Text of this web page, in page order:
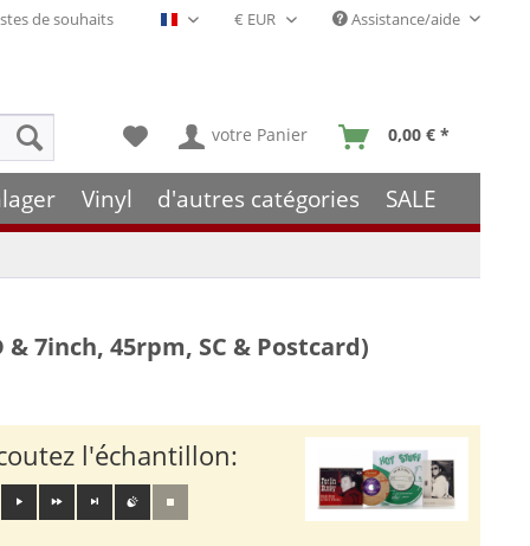
de souhaits Français- FR Assistance/aide
votre Panier 0,00 € *
Vinyl d'autres catégories SALE
7inch, 45rpm, SC & Postcard)
l'échantillon: